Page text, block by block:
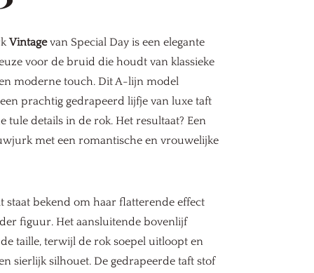
Vintagevan Special Day is een elegante
voor de bruid die houdt van klassieke
moderne touch. Dit A-lijn model
prachtig gedrapeerd lijfje van luxe taft
tule details in de rok. Het resultaat? Een
met een romantische en vrouwelijke
staat bekend om haar flatterende effect
figuur. Het aansluitende bovenlijf
taille, terwijl de rok soepel uitloopt en
sierlijk silhouet. De gedrapeerde taft stof